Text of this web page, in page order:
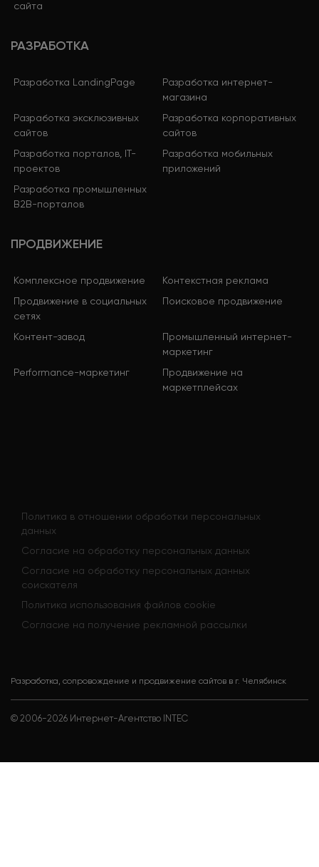
сайта
РАЗРАБОТКА
Разработка LandingPage
Разработка интернет-
магазина
Разработка эксклюзивных
сайтов
Разработка корпоративных
сайтов
Разработка порталов, IT-
проектов
Разработка мобильных
приложений
Разработка промышленных
B2B-порталов
ПРОДВИЖЕНИЕ
Комплексное продвижение
Контекстная реклама
Продвижение в социальных
сетях
Поисковое продвижение
Контент-завод
Промышленный интернет-
маркетинг
Performance-маркетинг
Продвижение на
маркетплейсах
Политика в отношении обработки персональных
данных
Согласие на обработку персональных данных
Согласие на обработку персональных данных
соискателя
Политика использования файлов cookie
Согласие на получение рекламной рассылки
Разработка, сопровождение и продвижение сайтов в г. Челябинск
© 2006-2026 Интернет-Агентство INTEC